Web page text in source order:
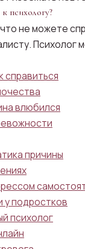
психологу?
не можете
Психолог
справиться
влюбился
причины
у подростков
психолог